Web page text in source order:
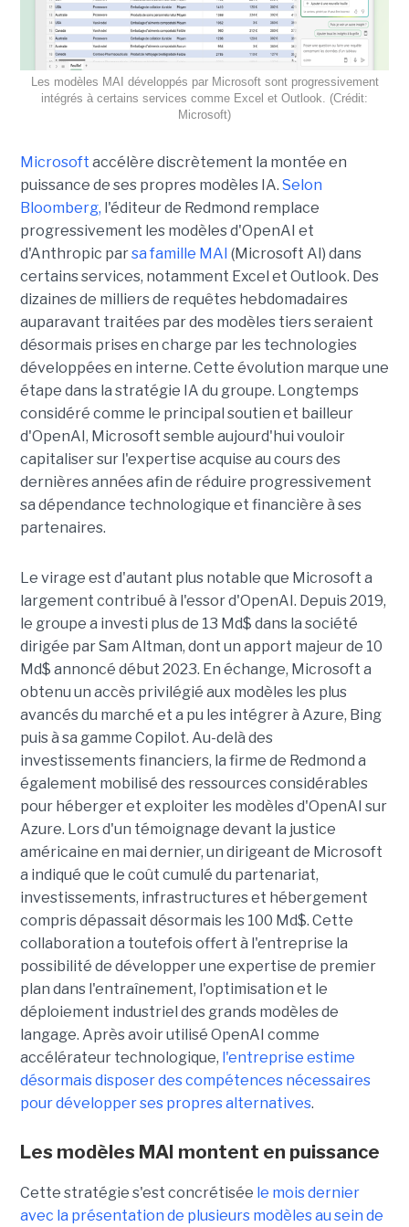
Les modèles MAI développés par Microsoft sont progressivement
intégrés à certains services comme Excel et Outlook. (Crédit:
Microsoft)
Microsoft accélère discrètement la montée en
puissance de ses propres modèles IA. Selon
Bloomberg, l'éditeur de Redmond remplace
progressivement les modèles d'OpenAI et
d'Anthropic parsa famille MAI (Microsoft AI) dans
certains services, notamment Excel et Outlook. Des
dizaines de milliers de requêtes hebdomadaires
auparavant traitées par des modèles tiers seraient
désormais prises en charge par les technologies
développées en interne. Cette évolution marque une
étape dans la stratégie IA du groupe. Longtemps
considéré comme le principal soutien et bailleur
d'OpenAI, Microsoft semble aujourd'hui vouloir
capitaliser sur l'expertise acquise au cours des
dernières années afin de réduire progressivement
sa dépendance technologique et financière à ses
partenaires.
Le virage est d'autant plus notable que Microsoft a
largement contribué à l'essor d'OpenAI. Depuis 2019,
le groupe a investi plus de 13 Md$ dans la société
dirigée par Sam Altman, dont un apport majeur de 10
Md$ annoncé début 2023. En échange, Microsoft a
obtenu un accès privilégié aux modèles les plus
avancés du marché et a pu les intégrer à Azure, Bing
puis à sa gamme Copilot. Au-delà des
investissements financiers, la firme de Redmond a
également mobilisé des ressources considérables
pour héberger et exploiter les modèles d'OpenAI sur
Azure. Lors d'un témoignage devant la justice
américaine en mai dernier, un dirigeant de Microsoft
a indiqué que le coût cumulé du partenariat,
investissements, infrastructures et hébergement
compris dépassait désormais les 100 Md$. Cette
collaboration a toutefois offert à l'entreprise la
possibilité de développer une expertise de premier
plan dans l'entraînement, l'optimisation et le
déploiement industriel des grands modèles de
langage. Après avoir utilisé OpenAI comme
accélérateur technologique, l'entreprise estime
désormais disposer des compétences nécessaires
pour développer ses propres alternatives.
Les modèles MAI montent en puissance
Cette stratégie s'est concrétisée le mois dernier
avec la présentation de plusieurs modèles au sein de